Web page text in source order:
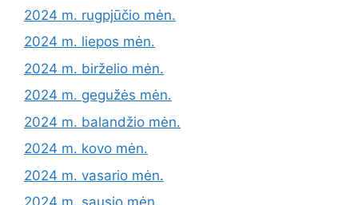
2024 m. rugpjūčio mėn.
2024 m. liepos mėn.
2024 m. birželio mėn.
2024 m. gegužės mėn.
2024 m. balandžio mėn.
2024 m. kovo mėn.
2024 m. vasario mėn.